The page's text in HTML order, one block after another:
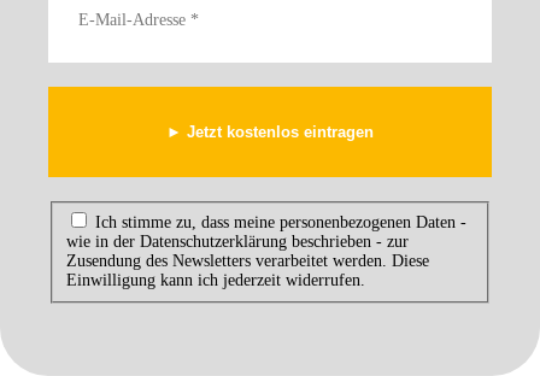
Ich stimme zu, dass meine personenbezogenen Daten -
wie in der Datenschutzerklärung beschrieben - zur
Zusendung des Newsletters verarbeitet werden. Diese
Einwilligung kann ich jederzeit widerrufen.